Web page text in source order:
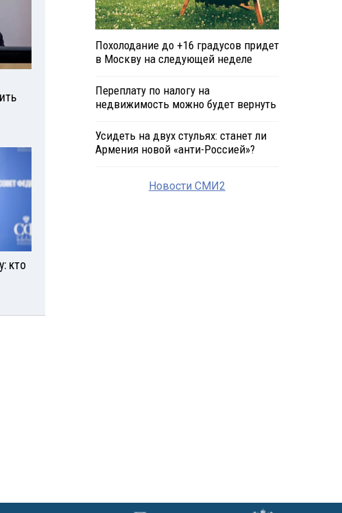
кто
Похолодание до +16 градусов придет
в Москву на следующей неделе
Переплату по налогу на
недвижимость можно будет вернуть
Усидеть на двух стульях: станет ли
Армения новой «анти-Россией»?
Новости СМИ2